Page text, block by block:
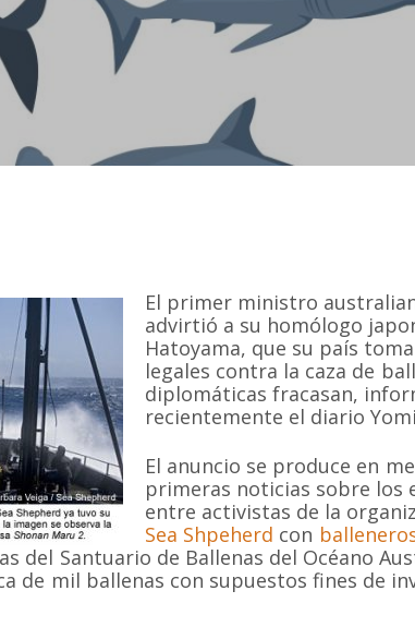
El primer ministro
advirtió a su homólogo
Hatoyama, que su país
legales contra la caza de
diplomáticas fracasan,
recientemente el diario
El anuncio se produce en
primeras noticias sobre los
entre activistas de la
Sea Shpeherd con
del Santuario de Ballenas del Océano
de mil ballenas con supuestos fines de